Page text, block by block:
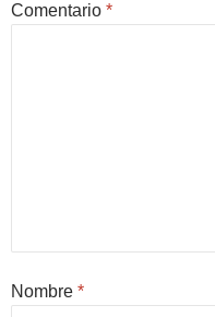
Comentario *
Nombre *